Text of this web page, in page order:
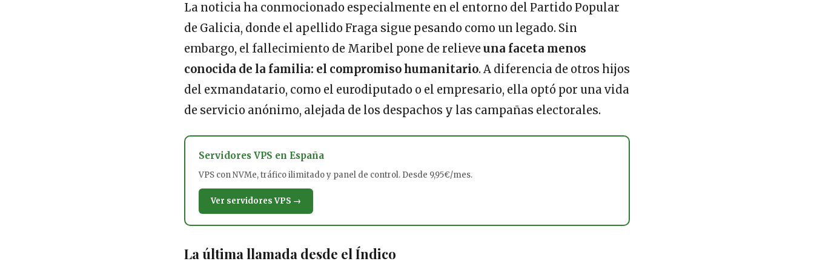
La noticia ha conmocionado especialmente en el entorno del Partido Popular
de Galicia, donde el apellido Fraga sigue pesando como un legado. Sin
embargo, el fallecimiento de Maribel pone de relieveuna faceta menos
conocida de la familia: el compromiso humanitario. A diferencia de otros hijos
del exmandatario, como el eurodiputado o el empresario, ella optó por una vida
de servicio anónimo, alejada de los despachos y las campañas electorales.
Servidores VPS en España
VPS con NVMe, tráfico ilimitado y panel de control. Desde 9,95€/mes.
Ver servidores VPS →
La última llamada desde el Índico